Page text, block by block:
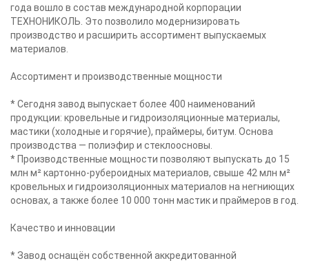
года вошло в состав международной корпорации
ТЕХНОНИКОЛЬ. Это позволило модернизировать
производство и расширить ассортимент выпускаемых
материалов.
Ассортимент и производственные мощности
* Сегодня завод выпускает более 400 наименований
продукции: кровельные и гидроизоляционные материалы,
мастики (холодные и горячие), праймеры, битум. Основа
производства — полиэфир и стеклоосновы.
* Производственные мощности позволяют выпускать до 15
млн м² картонно-рубероидных материалов, свыше 42 млн м²
кровельных и гидроизоляционных материалов на негниющих
основах, а также более 10 000 тонн мастик и праймеров в год.
Качество и инновации
* Завод оснащён собственной аккредитованной